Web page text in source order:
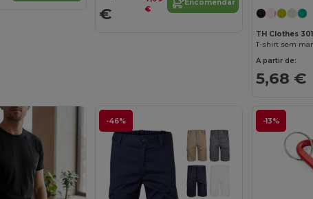
€
€
Encomendar
TH Clothes
A partir de:
5,68 €
-46% -13%